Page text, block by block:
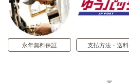
永年無料保証 支払方法・送料